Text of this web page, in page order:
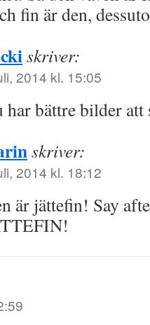
fin är den,
skriver:
2014 kl. 15:05
har bättre bilder att
skriver:
2014 kl. 18:12
är jättefin! Say